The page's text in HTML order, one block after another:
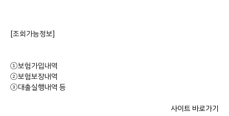
[조회가능정보]
①보험가입내역
②보험보장내역
③대출실행내역 등
사이트 바로가기